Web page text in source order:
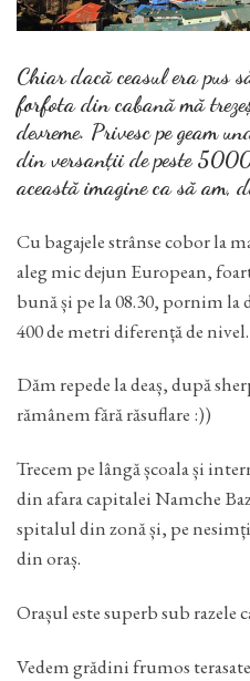
Chiar dacă ceasul era pus
forfota din cabană mă
devreme. Privesc pe geam
din versanții de peste
această imagine ca să am,
Cu bagajele strânse cobor la
aleg mic dejun European,
bună și pe la 08.30, pornim
400 de metri diferență de nivel.
Dăm repede la deaș, după
rămânem fără răsuflare :))
Trecem pe lângă școala și
din afara capitalei Namche
spitalul din zonă și, pe
din oraș.
Orașul este superb sub razele
Vedem grădini frumos